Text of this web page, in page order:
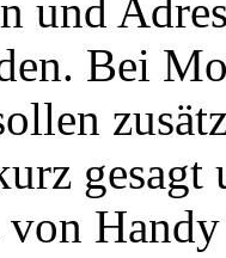
und
Bei
von